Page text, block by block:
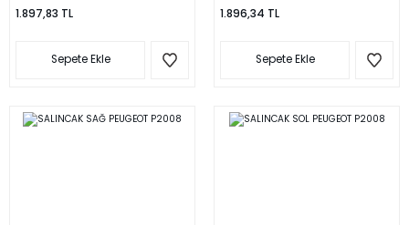
1.897,83 TL
Sepete Ekle
1.896,34 TL
Sepete Ekle